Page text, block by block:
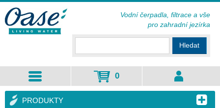
PRODUKTY
Hledat
0
Vodní čerpadla, filtrace a vše
pro zahradní jezírka